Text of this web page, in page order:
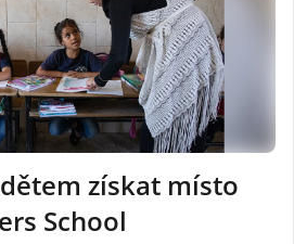
získat místo
School